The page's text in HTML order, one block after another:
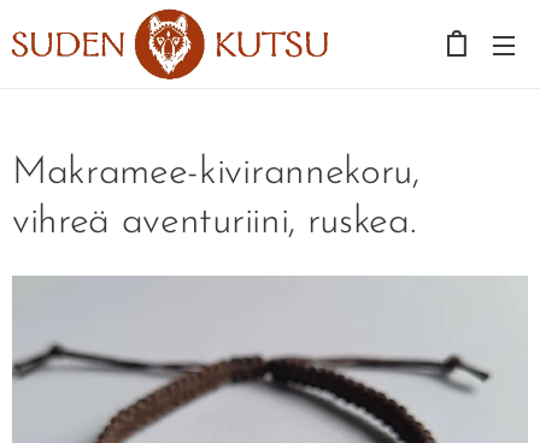
Makramee-kivirannekoru,
vihreä aventuriini, ruskea.